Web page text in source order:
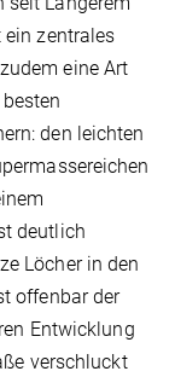
zentrales
eine Art
den leichten
deutlich
Löcher in den
offenbar der
Entwicklung
verschluckt